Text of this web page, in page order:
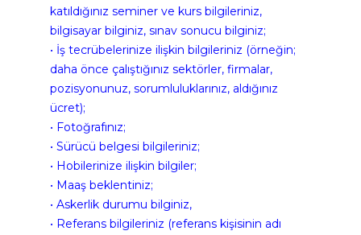
katıldığınız seminer ve kurs bilgileriniz,
bilgisayar bilginiz, sınav sonucu bilginiz;
• İş tecrübelerinize ilişkin bilgileriniz (örneğin;
daha önce çalıştığınız sektörler, firmalar,
pozisyonunuz, sorumluluklarınız, aldığınız
ücret);
• Fotoğrafınız;
• Sürücü belgesi bilgileriniz;
• Hobilerinize ilişkin bilgiler;
• Maaş beklentiniz;
• Askerlik durumu bilginiz,
• Referans bilgileriniz (referans kişisinin adı